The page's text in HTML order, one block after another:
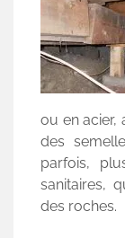
ou en acier,
des
parfois,
sanitaires,
des roches.